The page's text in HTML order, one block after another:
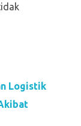
Logistik